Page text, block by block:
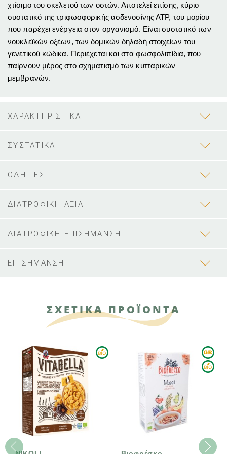
χτίσιμο του σκελετού των οστών. Αποτελεί επίσης, κύριο
συστατικό της τριφωσφορικής ασδενοσίνης ΑΤΡ, του μορίου
που παρέχει ενέργεια στον οργανισμό. Είναι συστατικό των
νουκλεϊκών οξέων, των δομικών δηλαδή στοιχείων του
γενετικού κώδικα. Περιέχεται και στα φωσφολιπίδια, που
παίρνουν μέρος στο σχηματισμό των κυτταρικών
μεμβρανών.
ΧΑΡΑΚΤΗΡΙΣΤΙΚΑ
ΣΥΣΤΑΤΙΚΑ
ΟΔΗΓΙΕΣ
ΔΙΑΤΡΟΦΙΚΗ ΑΞΙΑ
ΔΙΑΤΡΟΦΙΚΗ ΕΠΙΣΗΜΑΝΣΗ
ΕΠΙΣΗΜΑΝΣΗ
ΣΧΕΤΙΚΑ ΠΡΟΪΟΝΤΑ
ΑΝΑΜΈΝΕΤΑΙ